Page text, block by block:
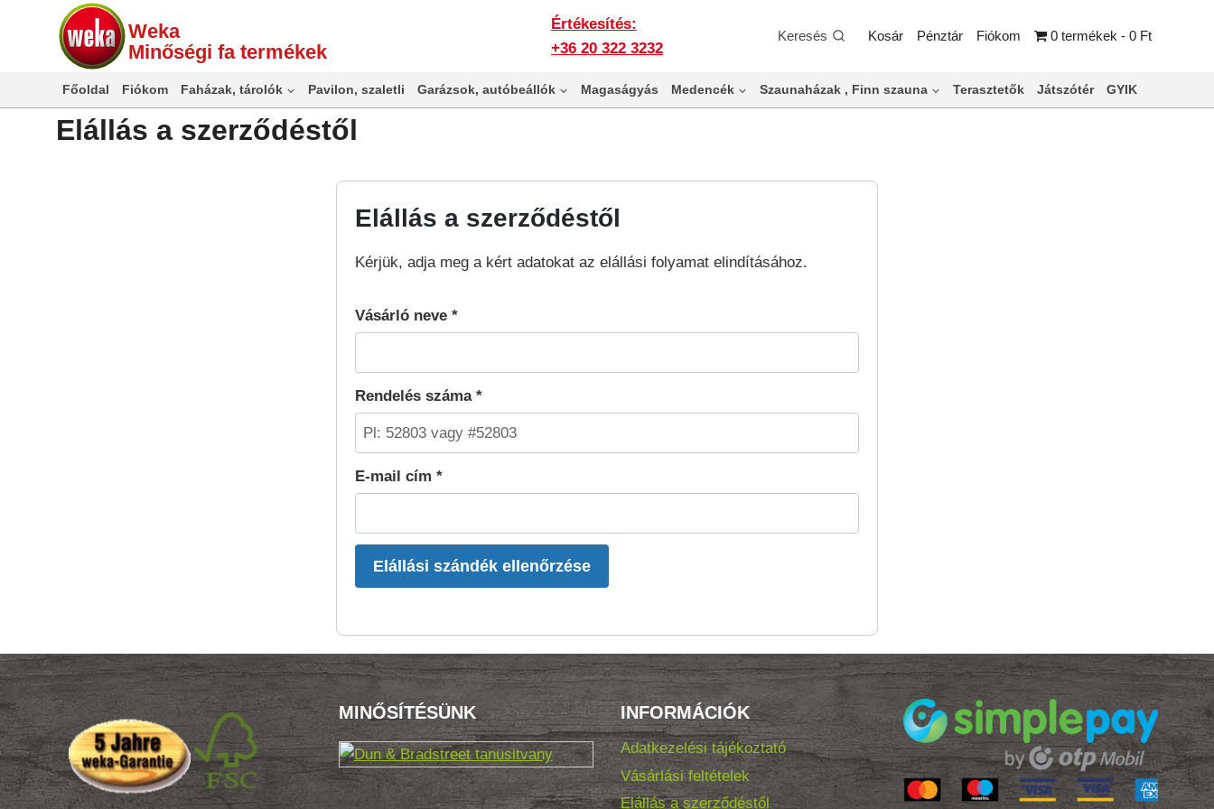
Weka
Minőségi fa termékek
Értékesítés:
+36 20 322 3232
Keresés Kosár Pénztár Fiókom 0 termékek 0 Ft
Főoldal Fiókom Faházak, tárolók Pavilon, szaletli Garázsok, autóbeállók Magaságyás Medencék Szaunaházak , Finn szauna Terasztetők Játszótér GYIK
Elállás a szerződéstől
Elállás a szerződéstől
Kérjük, adja meg a kért adatokat az elállási folyamat elindításához.
Vásárló neve *
Rendelés száma *
E-mail cím *
Elállási szándék ellenőrzése
MINŐSÍTÉSÜNK INFORMÁCIÓK
Adatkezelési tájékoztató
Vásárlási feltételek
Elállás a szerződéstől